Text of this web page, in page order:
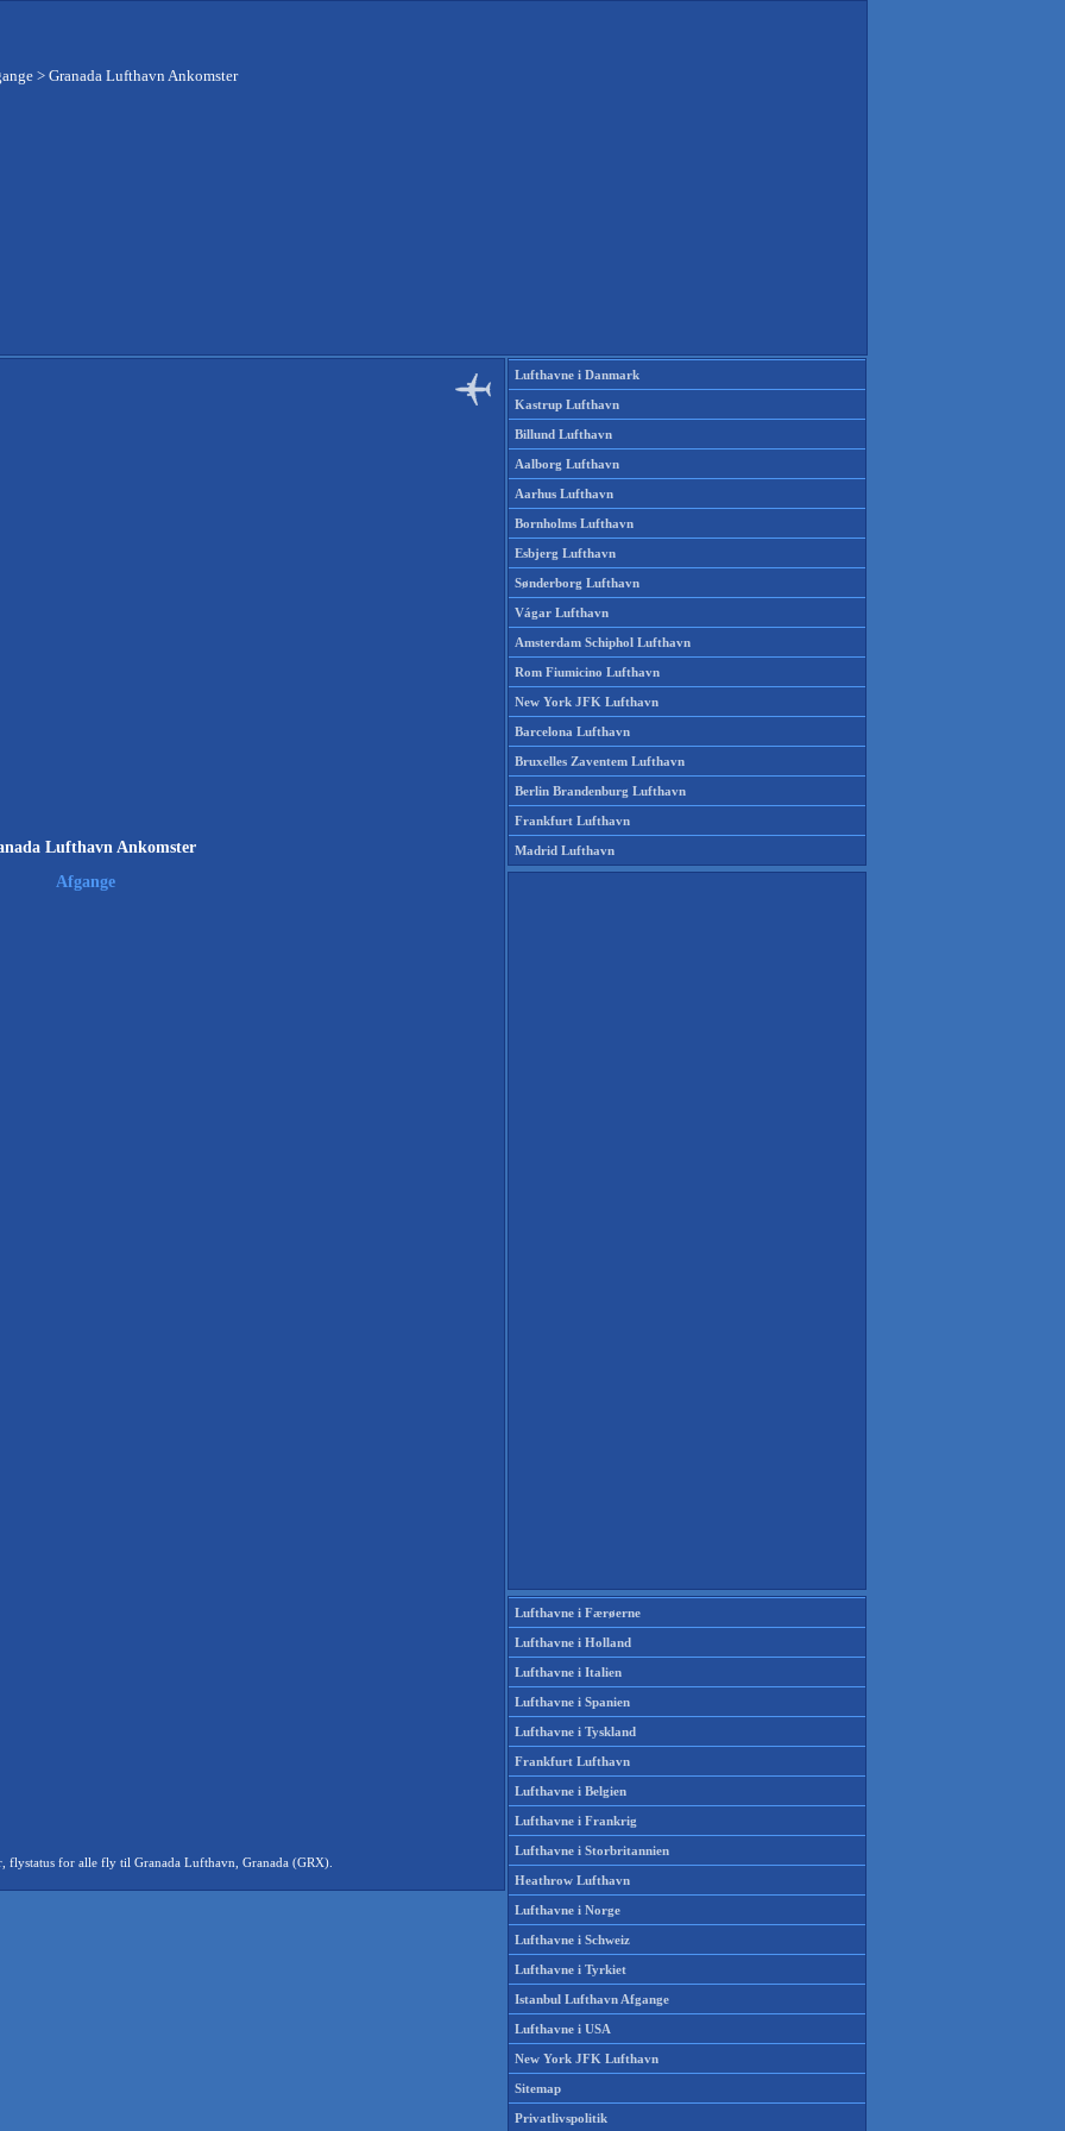
> Granada Lufthavn Ankomster
Lufthavn Ankomster
Afgange
for alle fly til Granada Lufthavn, Granada (GRX).
Lufthavne i Danmark
Kastrup Lufthavn
Billund Lufthavn
Aalborg Lufthavn
Aarhus Lufthavn
Bornholms Lufthavn
Esbjerg Lufthavn
Sønderborg Lufthavn
Vágar Lufthavn
Amsterdam Schiphol Lufthavn
Rom Fiumicino Lufthavn
New York JFK Lufthavn
Barcelona Lufthavn
Bruxelles Zaventem Lufthavn
Berlin Brandenburg Lufthavn
Frankfurt Lufthavn
Madrid Lufthavn
Lufthavne i Færøerne
Lufthavne i Holland
Lufthavne i Italien
Lufthavne i Spanien
Lufthavne i Tyskland
Frankfurt Lufthavn
Lufthavne i Belgien
Lufthavne i Frankrig
Lufthavne i Storbritannien
Heathrow Lufthavn
Lufthavne i Norge
Lufthavne i Schweiz
Lufthavne i Tyrkiet
Istanbul Lufthavn Afgange
Lufthavne i USA
New York JFK Lufthavn
Sitemap
Privatlivspolitik